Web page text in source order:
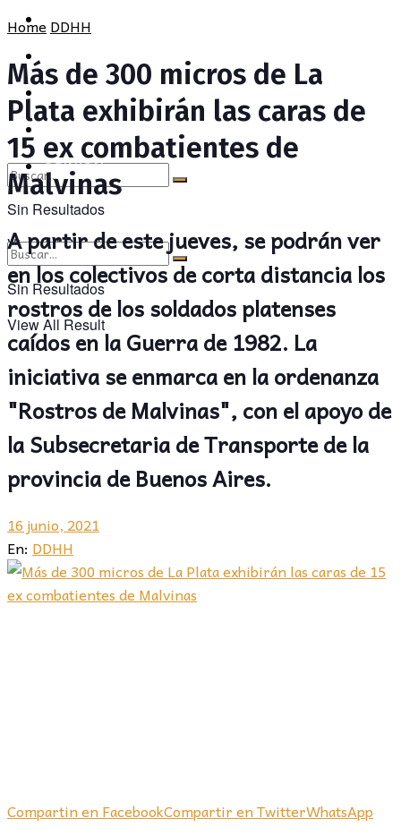
CULTURA
OPINIÓN
Sin Resultados
View All Result
PROVINCIA
OPINIÓN
Sin Resultados
View All Result
HomeDDHH
Más de 300 micros de La
Plata exhibirán las caras de
15 ex combatientes de
Malvinas
A partir de este jueves, se podrán ver
en los colectivos de corta distancia los
rostros de los soldados platenses
caídos en la Guerra de 1982. La
iniciativa se enmarca en la ordenanza
"Rostros de Malvinas", con el apoyo de
la Subsecretaria de Transporte de la
provincia de Buenos Aires.
16 junio, 2021
En: DDHH
Compartin en FacebookCompartir en TwitterWhatsApp